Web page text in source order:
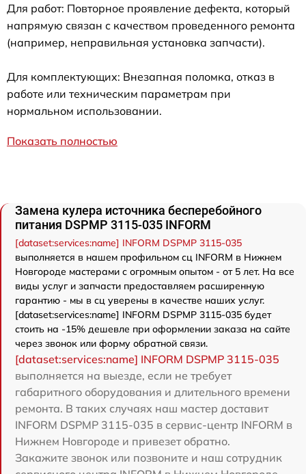
Для работ: Повторное проявление дефекта, который
напрямую связан с качеством проведенного ремонта
(например, неправильная установка запчасти).
Для комплектующих: Внезапная поломка, отказ в
работе или техническим параметрам при
нормальном использовании.
Показать полностью
Замена кулера источника бесперебойного
питания DSPMP 3115-035 INFORM
[dataset:services:name] INFORM DSPMP 3115-035
выполняется в нашем профильном сц INFORM в Нижнем
Новгороде мастерами с огромным опытом - от 5 лет. На все
виды услуг и запчасти предоставляем расширенную
гарантию - мы в сц уверены в качестве наших услуг.
[dataset:services:name] INFORM DSPMP 3115-035 будет
стоить на -15% дешевле при оформлении заказа на сайте
через звонок или форму обратной связи.
[dataset:services:name] INFORM DSPMP 3115-035
выполняется на выезде, если не требует
габаритного оборудования и длительного времени
ремонта. В таких случаях наш мастер доставит
INFORM DSPMP 3115-035 в сервис-центр INFORM в
Нижнем Новгороде и привезет обратно.
Закажите звонок или позвоните и наш сотрудник